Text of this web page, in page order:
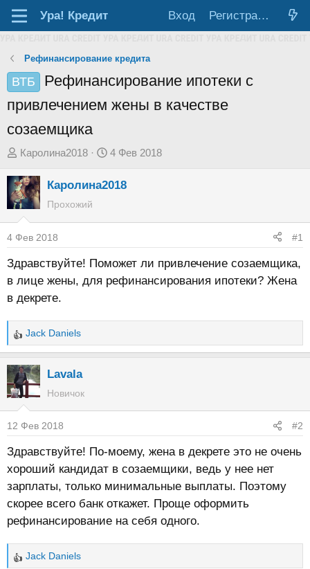
Ура! Кредит Вход Регистрация
Рефинансирование кредита
ВТБ
Рефинансирование ипотеки с
привлечением жены в качестве
созаемщика
А
т
о
р
т
е
м
ы
Каролина2018
Д
т
ч
а
л
4 Фев 2018
Каролина2018
Прохожий
4 Фев 2018 #1
Здравствуйте! Поможет ли привлечение созаемщика,
в лице жены, для рефинансирования ипотеки? Жена
в декрете.
Р
е
а
к
ц
и
:
Jack Daniels
Lavala
Новичок
12 Фев 2018 #2
Здравствуйте! По-моему, жена в декрете это не очень
хороший кандидат в созаемщики, ведь у нее нет
зарплаты, только минимальные выплаты. Поэтому
скорее всего банк откажет. Проще оформить
рефинансирование на себя одного.
Р
Jack Daniels